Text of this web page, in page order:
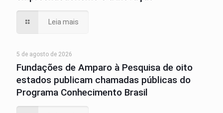
Leia mais
5 de agosto de 2026
Fundações de Amparo à Pesquisa de oito
estados publicam chamadas públicas do
Programa Conhecimento Brasil